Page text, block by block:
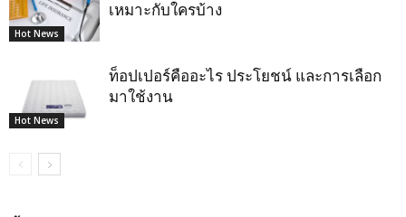
Hot News
เหมาะกับใครบ้าง
Hot News
ท็อปเปอร์คืออะไร ประโยชน์ และการเลือก
มาใช้งาน